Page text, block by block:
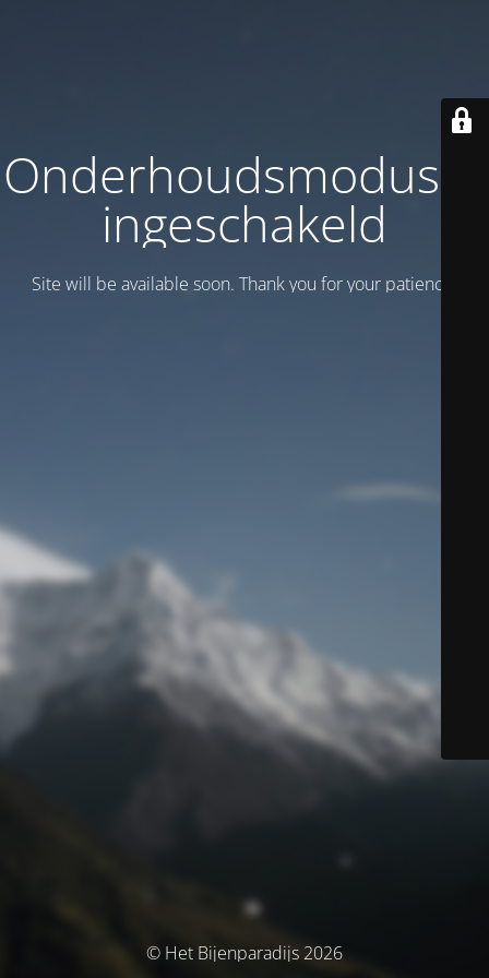
Onderhoudsmodus is
ingeschakeld
Site will be available soon. Thank you for your patience!
© Het Bijenparadijs 2026